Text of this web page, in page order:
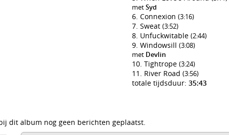
metSyd
Connexion (3:16)
Sweat (3:52)
Unfuckwitable (2:44)
Windowsill (3:08)
met Devlin
Tightrope (3:24)
River Road (3:56)
totale tijdsduur: 35:43
dit album nog geen berichten geplaatst.